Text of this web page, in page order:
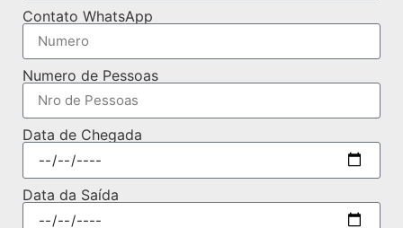
Contato WhatsApp
Numero de Pessoas
Data de Chegada
Data da Saída